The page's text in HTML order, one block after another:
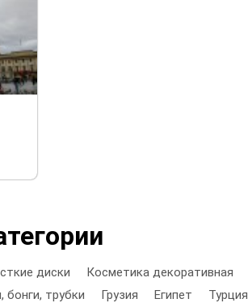
диски Косметика декоративная
бонги, трубки Грузия Египет Турция